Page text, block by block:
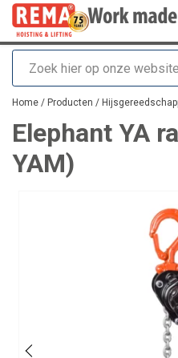
Zoeken
toegevoegd aan uw offerte
Home / Producten /
Elephant YA
YAM)